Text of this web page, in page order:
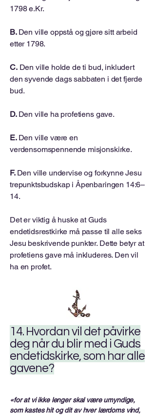
1798 e.Kr.
B. Den ville oppstå og gjøre sitt arbeid
etter 1798.
C.Den ville holde de ti bud, inkludert
den syvende dags sabbaten i det fjerde
bud.
D. Den ville ha profetiens gave.
E. Den ville være en
verdensomspennende misjonskirke.
F. Den ville undervise og forkynne Jesu
trepunktsbudskap i Åpenbaringen 14:6–
14.
Det er viktig å huske at Guds
endetidsrestkirke må passe til alle seks
Jesu beskrivende punkter. Dette betyr at
profetiens gave må inkluderes. Den vil
ha en profet.
14. Hvordan vil det påvirke
deg når du blir med i Guds
endetidskirke, som har alle
gavene?
«for at vi ikke lenger skal være umyndige,
som kastes hit og dit av hver lærdoms vind,